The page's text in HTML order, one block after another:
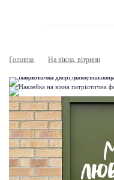
Головна На вікна, вітрини